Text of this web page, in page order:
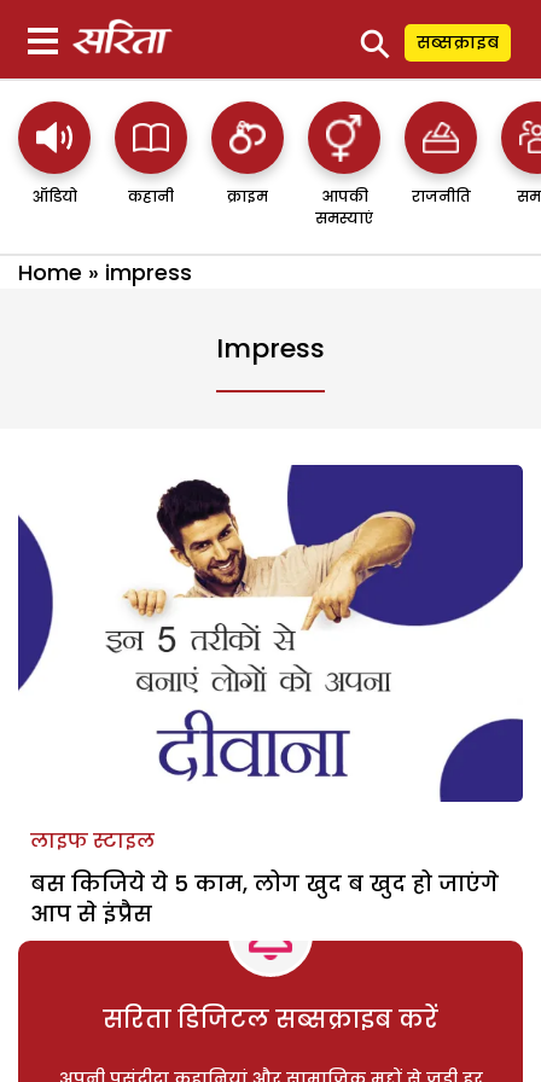
⚲ सब्सक्राइब
ऑडियो कहानी क्राइम
आपकी
समस्याएं
राजनीति
Home » impress
Impress
लाइफ स्टाइल
बस किजिये ये 5 काम, लोग खुद ब खुद हो जाएंगे
आप से इंप्रैस
सरिता डिजिटल सब्सक्राइब करें